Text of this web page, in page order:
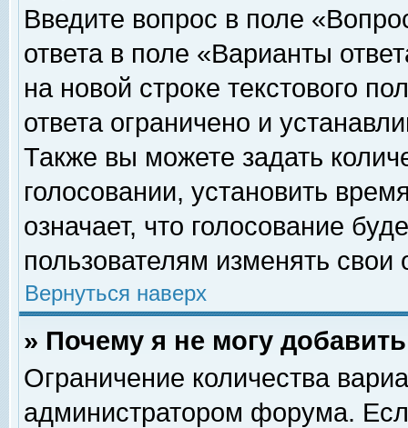
Введите вопрос в поле
ответа в поле «Варианты
на новой строке текстового
ответа ограничено и
Также вы можете задать
голосовании, установить
означает, что голосование
пользователям изменять свои
Вернуться наверх
» Почему я не могу
Ограничение количества
администратором форума.